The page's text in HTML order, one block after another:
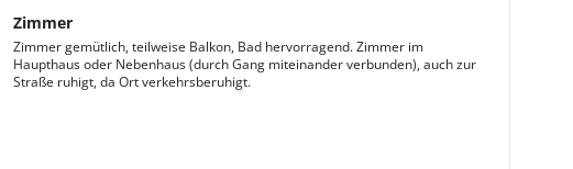
Zimmer
Zimmer gemütlich, teilweise Balkon, Bad hervorragend. Zimmer im
Haupthaus oder Nebenhaus (durch Gang miteinander verbunden), auch zur
Straße ruhigt, da Ort verkehrsberuhigt.